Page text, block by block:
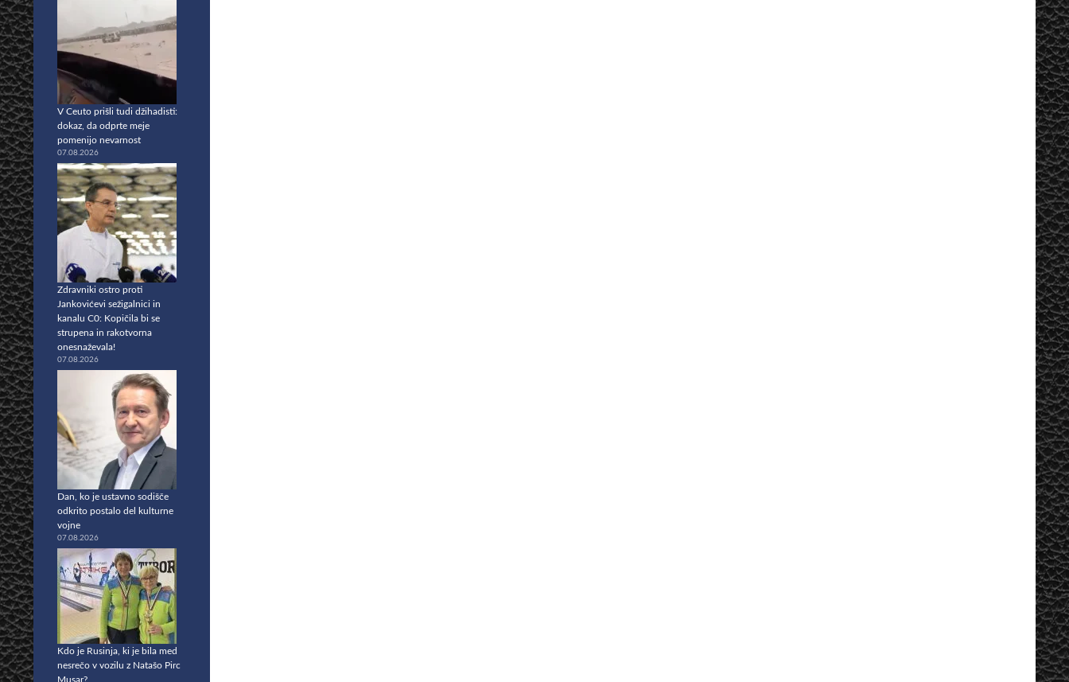
V Ceuto prišli tudi džihadisti:
dokaz, da odprte meje
pomenijo nevarnost
07.08.2026
Zdravniki ostro proti
Jankovićevi sežigalnici in
kanalu C0: Kopičila bi se
strupena in rakotvorna
onesnaževala!
07.08.2026
Dan, ko je ustavno sodišče
odkrito postalo del kulturne
vojne
07.08.2026
Kdo je Rusinja, ki je bila med
nesrečo v vozilu z Natašo Pirc
Musar?